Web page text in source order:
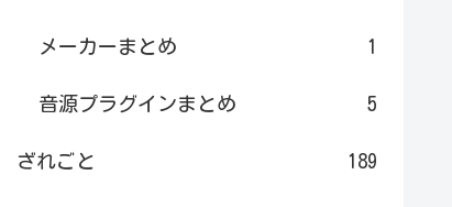
メーカーまとめ 1
音源プラグインまとめ 5
ざれごと 189